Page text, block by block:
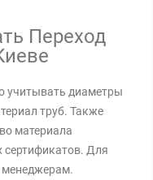
Переход
учитывать диаметры
труб. Также
материала
сертификатов. Для